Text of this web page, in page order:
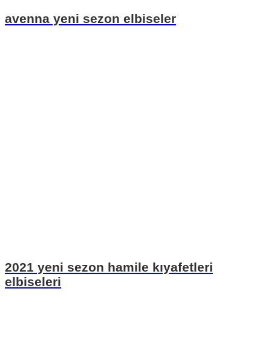
avenna yeni sezon elbiseler
2021 yeni sezon hamile kıyafetleri
elbiseleri